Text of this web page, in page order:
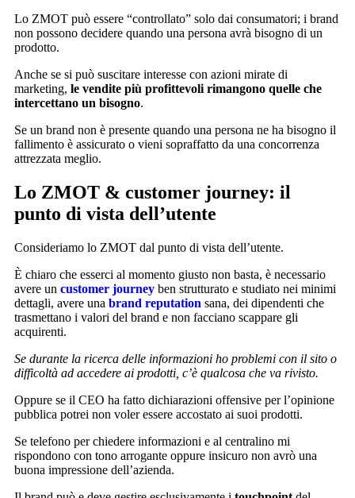
Lo ZMOT può essere “controllato” solo dai consumatori; i brand
non possono decidere quando una persona avrà bisogno di un
prodotto.
Anche se si può suscitare interesse con azioni mirate di
marketing, le vendite più profittevoli rimangono quelle che
intercettano un bisogno.
Se un brand non è presente quando una persona ne ha bisogno il
fallimento è assicurato o vieni sopraffatto da una concorrenza
attrezzata meglio.
Lo ZMOT & customer journey: il
punto di vista dell’utente
Consideriamo lo ZMOT dal punto di vista dell’utente.
È chiaro che esserci al momento giusto non basta, è necessario
avere un customer journey ben strutturato e studiato nei minimi
dettagli, avere una brand reputation sana, dei dipendenti che
trasmettano i valori del brand e non facciano scappare gli
acquirenti.
Se durante la ricerca delle informazioni ho problemi con il sito o
difficoltà ad accedere ai prodotti, c’è qualcosa che va rivisto.
Oppure se il CEO ha fatto dichiarazioni offensive per l’opinione
pubblica potrei non voler essere accostato ai suoi prodotti.
Se telefono per chiedere informazioni e al centralino mi
rispondono con tono arrogante oppure insicuro non avrò una
buona impressione dell’azienda.